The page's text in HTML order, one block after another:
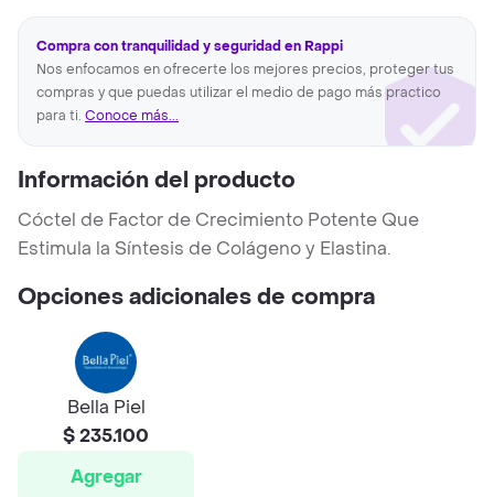
Compra con tranquilidad y seguridad en Rappi
Nos enfocamos en ofrecerte los mejores precios, proteger tus
compras y que puedas utilizar el medio de pago más practico
para ti. Conoce más...
Información del producto
Cóctel de Factor de Crecimiento Potente Que
Estimula la Síntesis de Colágeno y Elastina.
Opciones adicionales de compra
Bella Piel
$ 235.100
Agregar